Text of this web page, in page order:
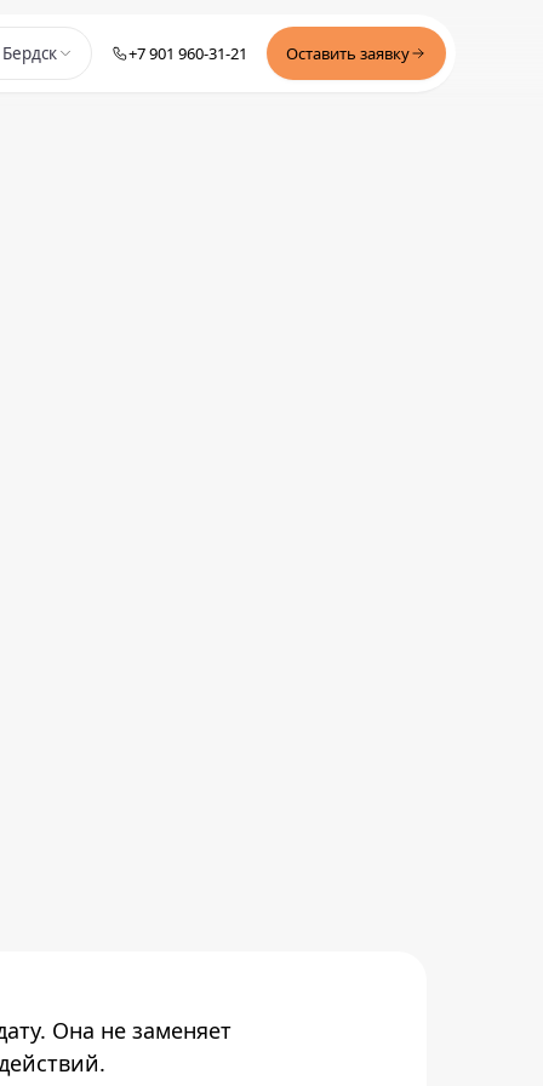
Бердск +7 901 960-31-21 Оставить заявку
Она не заменяет